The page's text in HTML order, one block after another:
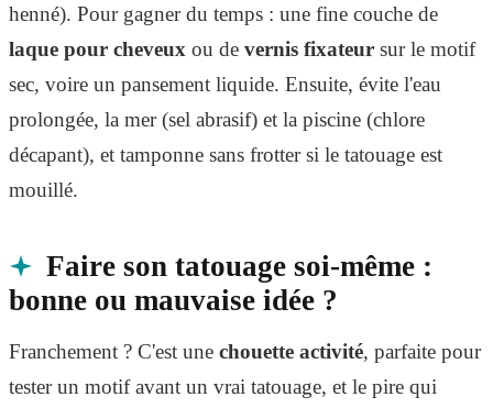
henné). Pour gagner du temps : une fine couche de
laque pour cheveux ou de vernis fixateur sur le motif
sec, voire un pansement liquide. Ensuite, évite l'eau
prolongée, la mer (sel abrasif) et la piscine (chlore
décapant), et tamponne sans frotter si le tatouage est
mouillé.
Faire son tatouage soi-même :
bonne ou mauvaise idée ?
Franchement ? C'est une chouette activité, parfaite pour
tester un motif avant un vrai tatouage, et le pire qui